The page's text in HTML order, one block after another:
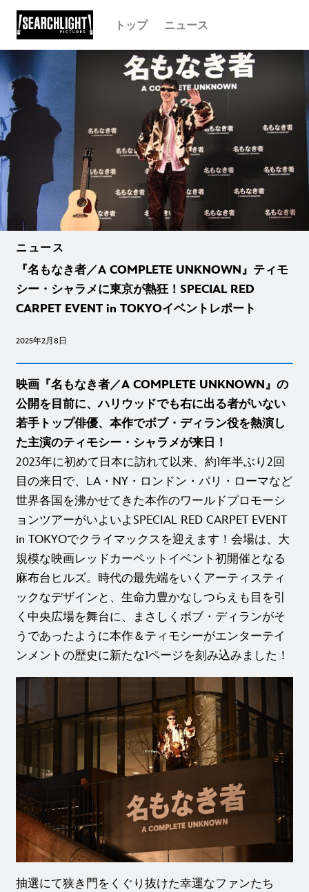
トップ ニュース
ニュース
『名もなき者／A COMPLETE UNKNOWN』ティモ
シー・シャラメに東京が熱狂！SPECIAL RED
CARPET EVENT in TOKYOイベントレポート
2025年2月8日
映画『名もなき者／A COMPLETE UNKNOWN』の
公開を目前に、ハリウッドでも右に出る者がいない
若手トップ俳優、本作でボブ・ディラン役を熱演し
た主演のティモシー・シャラメが来日！
2023年に初めて日本に訪れて以来、約1年半ぶり2回
目の来日で、LA・NY・ロンドン・パリ・ローマなど
世界各国を沸かせてきた本作のワールドプロモーシ
ョンツアーがいよいよSPECIAL RED CARPET EVENT
in TOKYOでクライマックスを迎えます！会場は、大
規模な映画レッドカーペットイベント初開催となる
麻布台ヒルズ。時代の最先端をいくアーティスティ
ックなデザインと、生命力豊かなしつらえも目を引
く中央広場を舞台に、まさしくボブ・ディランがそ
うであったように本作＆ティモシーがエンターテイ
ンメントの歴史に新たな1ページを刻み込みました！
抽選にて狭き門をくぐり抜けた幸運なファンたち